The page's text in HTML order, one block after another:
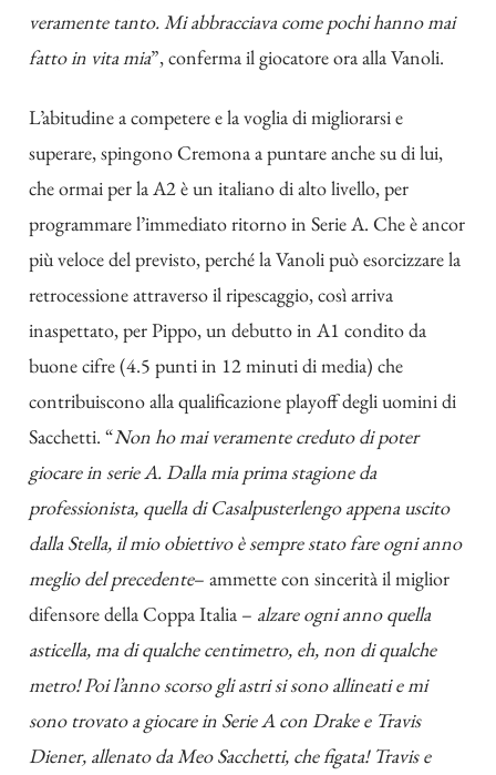
veramente tanto. Mi abbracciava come pochi hanno mai
fatto in vita mia”, conferma il giocatore ora alla Vanoli.
L’abitudine a competere e la voglia di migliorarsi e
superare, spingono Cremona a puntare anche su di lui,
che ormai per la A2 è un italiano di alto livello, per
programmare l’immediato ritorno in Serie A. Che è ancor
più veloce del previsto, perché la Vanoli può esorcizzare la
retrocessione attraverso il ripescaggio, così arriva
inaspettato, per Pippo, un debutto in A1 condito da
buone cifre (4.5 punti in 12 minuti di media) che
contribuiscono alla qualificazione playoff degli uomini di
Sacchetti. “Non ho mai veramente creduto di poter
giocare in serie A. Dalla mia prima stagione da
professionista, quella di Casalpusterlengo appena uscito
dalla Stella, il mio obiettivo è sempre stato fare ogni anno
meglio del precedente– ammette con sincerità il miglior
difensore della Coppa Italia – alzare ogni anno quella
asticella, ma di qualche centimetro, eh, non di qualche
metro! Poi l’anno scorso gli astri si sono allineati e mi
sono trovato a giocare in Serie A con Drake e Travis
Diener, allenato da Meo Sacchetti, che figata! Travis e